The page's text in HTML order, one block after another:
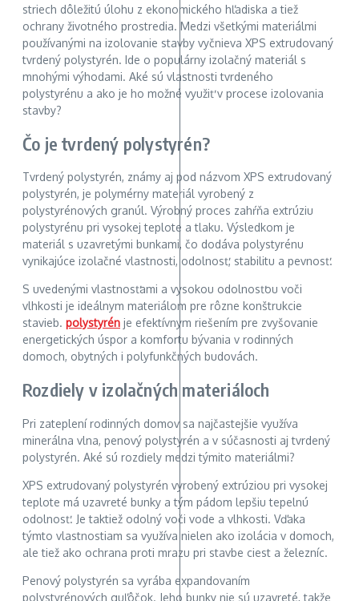
striech dôležitú úlohu z ekonomického hľadiska a tiež
ochrany životného prostredia. Medzi všetkými materiálmi
používanými na izolovanie stavby vyčnieva XPS extrudovaný
tvrdený polystyrén. Ide o populárny izolačný materiál s
mnohými výhodami. Aké sú vlastnosti tvrdeného
polystyrénu a ako je ho možné využiť v procese izolovania
stavby?
Čo je tvrdený polystyrén?
Tvrdený polystyrén, známy aj pod názvom XPS extrudovaný
polystyrén, je polymérny materiál vyrobený z
polystyrénových granúl. Výrobný proces zahŕňa extrúziu
polystyrénu pri vysokej teplote a tlaku. Výsledkom je
materiál s uzavretými bunkami, čo dodáva polystyrénu
vynikajúce izolačné vlastnosti, odolnosť, stabilitu a pevnosť.
S uvedenými vlastnosťami a vysokou odolnosťou voči
vlhkosti je ideálnym materiálom pre rôzne konštrukcie
stavieb. polystyrén je efektívnym riešením pre zvyšovanie
energetických úspor a komfortu bývania v rodinných
domoch, obytných i polyfunkčných budovách.
Rozdiely v izolačných materiáloch
Pri zateplení rodinných domov sa najčastejšie využíva
minerálna vlna, penový polystyrén a v súčasnosti aj tvrdený
polystyrén. Aké sú rozdiely medzi týmito materiálmi?
XPS extrudovaný polystyrén vyrobený extrúziou pri vysokej
teplote má uzavreté bunky a tým pádom lepšiu tepelnú
odolnosť. Je taktiež odolný voči vode a vlhkosti. Vďaka
týmto vlastnostiam sa využíva nielen ako izolácia v domoch,
ale tiež ako ochrana proti mrazu pri stavbe ciest a železníc.
Penový polystyrén sa vyrába expandovaním
polystyrénových guľôčok. Jeho bunky nie sú uzavreté, takže